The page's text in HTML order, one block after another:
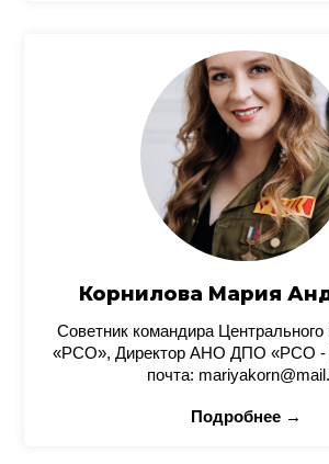
Корнилова Мария
Советник командира
«РСО», Директор АНО ДПО «РСО -
почта:
Подробнее →